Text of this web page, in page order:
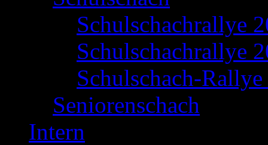
Schulschachrallye
Schulschachrallye
Schulschach-
Seniorenschach
Intern